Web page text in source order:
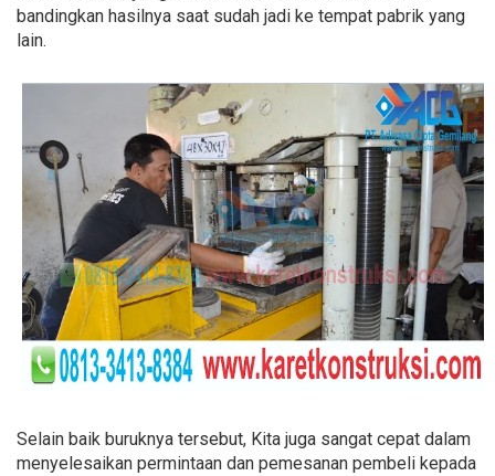
bandingkan hasilnya saat sudah jadi ke tempat pabrik yang
lain.
Selain baik buruknya tersebut, Kita juga sangat cepat dalam
menyelesaikan permintaan dan pemesanan pembeli kepada